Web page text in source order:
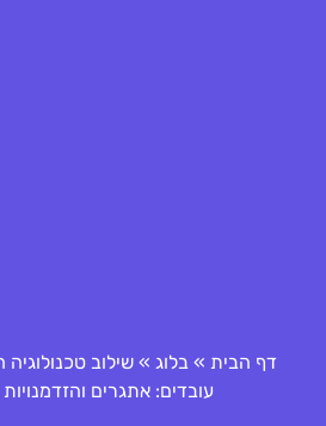
דף הבית »בלוג »שילוב
עובדים: אתגרים והזדמנויות